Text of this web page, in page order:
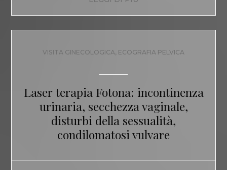
VISITA GINECOLOGICA, ECOGRAFIA PELVICA
Laser terapia Fotona: incontinenza
urinaria, secchezza vaginale,
disturbi della sessualità,
condilomatosi vulvare